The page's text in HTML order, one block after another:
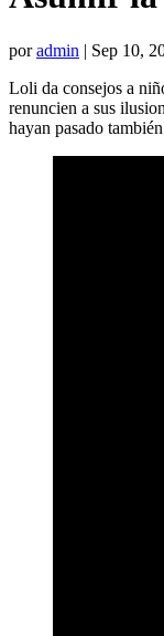
poradmin | Sep 10,
Loli da consejos a
renuncien a sus
hayan pasado